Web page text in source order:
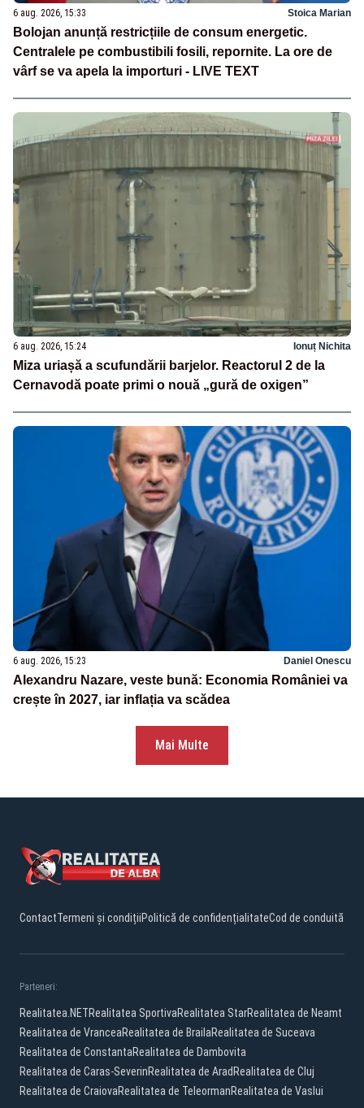
6 aug. 2026, 15:33 Stoica Marian
Bolojan anunță restricțiile de consum energetic.
Centralele pe combustibili fosili, repornite. La ore de
vârf se va apela la importuri - LIVE TEXT
6 aug. 2026, 15:24 Ionuț Nichita
Miza uriașă a scufundării barjelor. Reactorul 2 de la
Cernavodă poate primi o nouă „gură de oxigen”
6 aug. 2026, 15:23 Daniel Onescu
Alexandru Nazare, veste bună: Economia României va
crește în 2027, iar inflația va scădea
Mai Multe
ContactTermeni și condițiiPolitică de confidențialitateCod de conduită
Parteneri:
Realitatea.NETRealitatea SportivaRealitatea StarRealitatea de Neamt
Realitatea de VranceaRealitatea de BrailaRealitatea de Suceava
Realitatea de ConstantaRealitatea de Dambovita
Realitatea de Caras-SeverinRealitatea de Arad Realitatea de Cluj
Realitatea de CraiovaRealitatea de TeleormanRealitatea de Vaslui